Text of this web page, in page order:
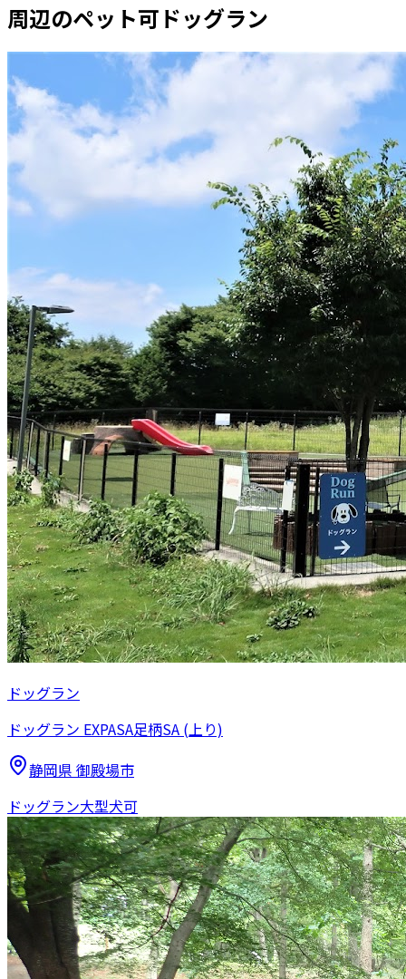
周辺のペット可ドッグラン
ドッグラン
ドッグラン EXPASA足柄SA (上り)
静岡県 御殿場市
ドッグラン大型犬可